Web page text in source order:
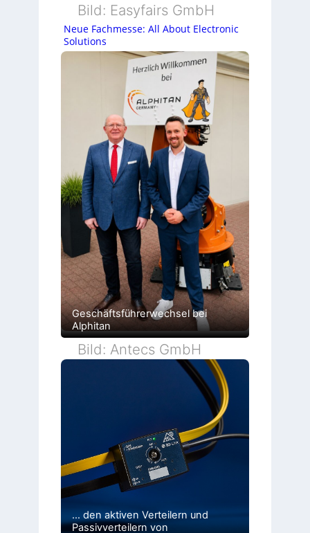
Bild: Easyfairs GmbH
Neue Fachmesse: All About Electronic
Solutions
Geschäftsführerwechsel bei
Alphitan
Bild: Antecs GmbH
… den aktiven Verteilern und
Passivverteilern von